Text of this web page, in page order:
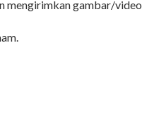
mengirimkan gambar/video